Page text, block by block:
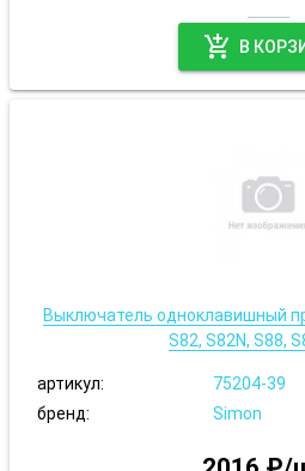
add_shopping_cart В
Выключатель одноклавишный
S82, S82N, S88,
артикул:
75204-39
бренд:
Simon